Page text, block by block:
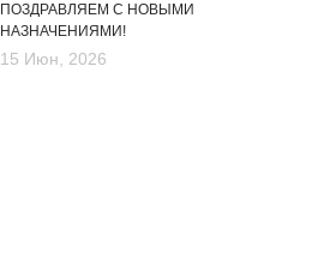
ПОЗДРАВЛЯЕМ С НОВЫМИ
НАЗНАЧЕНИЯМИ!
15 Июн, 2026